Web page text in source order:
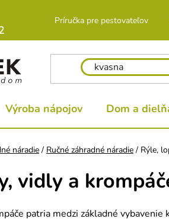
Príručka pre pestovateľov
Výroba nápojov Dom a
náradie / Ručné záhradné náradie / Rýle,
vidly a
patria medzi základné